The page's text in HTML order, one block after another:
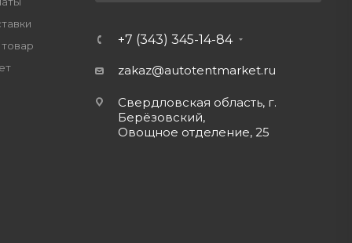
товар
+7 (343) 345-14-84
zakaz@autotentmarket.ru
Свердловская область, г.
Берёзовский,
Овощное отделение, 25